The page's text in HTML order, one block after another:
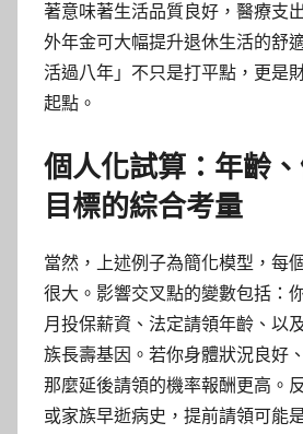
著意味著生活品質良好，醫療支
外年金可大幅提升退休生活的舒
活過八年」不只是打平點，更是
起點。
個人化試算：年齡
目標的綜合考量
當然，上述例子為簡化模型，每
很大。影響交叉點的變數包括：
月投保薪資、法定請領年齡、以
族長壽基因。若你身體狀況良好
那麼延後請領的機率報酬更高。
或家族早逝病史，提前請領可能